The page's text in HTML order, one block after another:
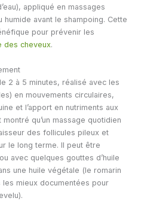
appliqué en massages
avant le shampoing. Cette
pour prévenir les
des cheveux.
2 à 5 minutes, réalisé avec les
en mouvements circulaires,
et l’apport en nutriments aux
qu’un massage quotidien
des follicules pileux et
le long terme. Il peut être
avec quelques gouttes d’huile
une huile végétale (le romarin
les mieux documentées pour